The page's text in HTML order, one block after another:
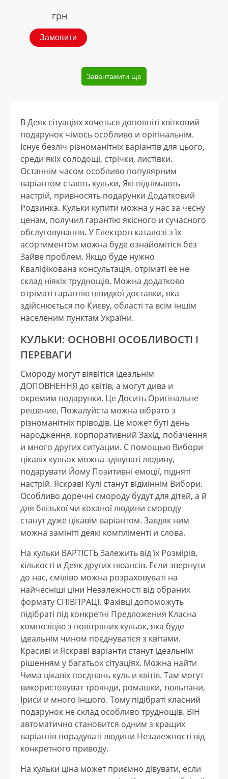
грн
Замовити
Завантажити ще
В Деяк сітуаціях хочеться доповніті квітковий
подарунок чімось особливо и орігінальнім.
Існує безліч різноманітніх варіантів для цього,
среди якіх солодощі, стрічки, листівки.
Останнім часом особливо популярним
варіантом стають кульки, Які піднімають
настрій, привносять подарунки Додатковий
Родзинка. Кульки купити можна у нас за чесну
ценам, получил гарантію якісного и сучасного
обслуговування. У Електрон каталозі з їх
асортиментом можна буде ознайомітіся без
Зайве проблем. Якщо буде нужно
Кваліфікована консультація, отріматі ее не
склад ніякіх труднощів. Можна додатково
отріматі гарантію швидкої доставки, яка
здійснюється по Києву, області та всім іншім
населеним пунктам України.
КУЛЬКИ: ОСНОВНІ ОСОБЛИВОСТІ І
ПЕРЕВАГИ
Смороду могут віявітіся ідеальнім
ДОПОВНЕННЯ до квітів, а могут дива и
окремим подарунки. Це Досить Оригінальне
решение, Пожалуйста можна вібрато з
різноманітніх пріводів. Це может буті день
народження, корпоративний Захід, побачення
и много других ситуации. С помощью Вибори
цікавіх кульок можна здівуваті людину,
подарувати Йому Позитивні емоції, підняті
настрій. Яскраві Кулі станут відміннім Вибори.
Особливо доречні смороду будут для дітей, а й
для блізької чи коханої людини смороду
станут дуже цікавім варіантом. Завдяк ним
можна замініті деякі компліменті и слова.
На кульки ВАРТІСТЬ Залежить від їх Розмірів,
кількості и Деяк других нюансів. Если звернути
до нас, сміліво можна розраховуваті на
найчесніші ціни Незалежності від обраних
формату СПІВПРАЦІ. Фахівці допоможуть
підібраті під конкретні Предложения Класна
композіцію з повітряних кульок, яка буде
ідеальнім чином поєднуватіся з квітами.
Красиві и Яскраві варіанти станут ідеальнім
рішенням у багатьох сітуаціях. Можна найти
Чима цікавіх поєднань куль и квітів. Там могут
використовуват троянди, ромашки, тюльпани,
Іриси и много Іншого. Тому підібраті класний
подарунок не склад особливо труднощів. ВІН
автоматично становится одним з кращих
варіантів порадуваті людини Незалежності від
конкретного приводу.
На кульки ціна может приємно дівувати, если